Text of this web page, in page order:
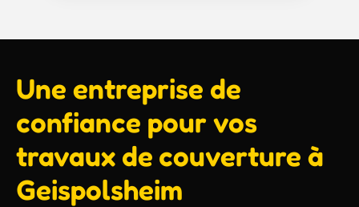
Une entreprise de
confiance pour vos
travaux de couverture à
Geispolsheim